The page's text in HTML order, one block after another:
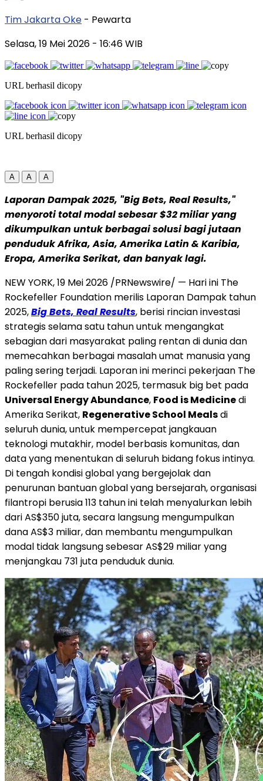
Tim Jakarta Oke - Pewarta
Selasa, 19 Mei 2026 - 16:46 WIB
URL berhasil dicopy
URL berhasil dicopy
A A A
Laporan Dampak 2025, "Big Bets, Real Results,"
menyoroti total modal sebesar $32 miliar yang
dikumpulkan untuk berbagai solusi bagi jutaan
penduduk Afrika, Asia, Amerika Latin & Karibia,
Eropa, Amerika Serikat, dan banyak lagi.
NEW YORK,19 Mei 2026 /PRNewswire/ — Hari ini The
Rockefeller Foundation merilis Laporan Dampak tahun
2025,Big Bets, Real Results, berisi rincian investasi
strategis selama satu tahun untuk mengangkat
sebagian dari masyarakat paling rentan di dunia dan
memecahkan berbagai masalah umat manusia yang
paling sering terjadi. Laporan ini merinci pekerjaan The
Rockefeller pada tahun 2025, termasuk big bet pada
Universal Energy Abundance, Food is Medicinedi
Amerika Serikat, Regenerative School Mealsdi
seluruh dunia, untuk mempercepat jangkauan
teknologi mutakhir, model berbasis komunitas, dan
data yang menentukan di seluruh bidang fokus intinya.
Di tengah kondisi global yang bergejolak dan
penurunan bantuan global yang bersejarah, organisasi
filantropi berusia 113 tahun ini telah menyalurkan lebih
dari AS$350 juta, secara langsung mengumpulkan
dana AS$3 miliar, dan membantu mengumpulkan
modal tidak langsung sebesar AS$29 miliar yang
menjangkau 731 juta penduduk dunia.